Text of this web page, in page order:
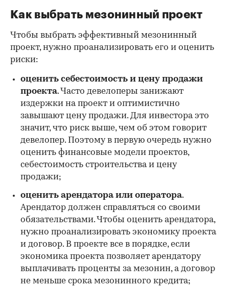
Как выбрать мезонинный проект
Чтобы выбрать эффективный мезонинный
проект, нужно проанализировать его и оценить
риски:
оценить себестоимость и цену продажи
проекта. Часто девелоперы занижают
издержки на проект и оптимистично
завышают цену продажи. Для инвестора это
значит, что риск выше, чем об этом говорит
девелопер. Поэтому в первую очередь нужно
оценить финансовые модели проектов,
себестоимость строительства и цену
продажи;
оценить арендатора или оператора.
Арендатор должен справляться со своими
обязательствами. Чтобы оценить арендатора,
нужно проанализировать экономику проекта
и договор. В проекте все в порядке, если
экономика проекта позволяет арендатору
выплачивать проценты за мезонин, а договор
не меньше срока мезонинного кредита;